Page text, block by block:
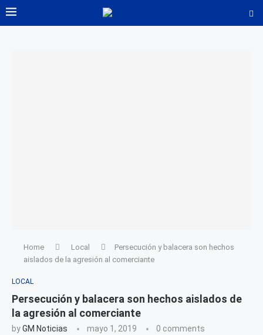
Home Local
Persecución y balacera son hechos
aislados de la agresión al comerciante
LOCAL
Persecución y balacera son hechos aislados de
la agresión al comerciante
byGM Noticias mayo 1, 2019 0 comments